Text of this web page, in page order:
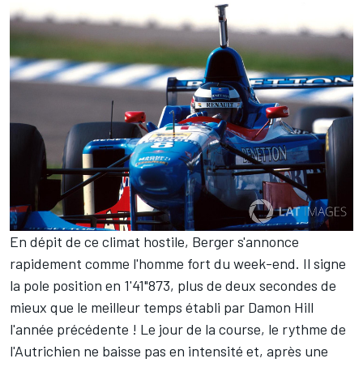
En dépit de ce climat hostile, Berger s'annonce
rapidement comme l'homme fort du week-end. Il signe
la pole position en 1'41"873, plus de deux secondes de
mieux que le meilleur temps établi par Damon Hill
l'année précédente ! Le jour de la course, le rythme de
l'Autrichien ne baisse pas en intensité et, après une